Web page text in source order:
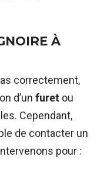
À
correctement,
d’un furet ou
Cependant,
de contacter un
pour :